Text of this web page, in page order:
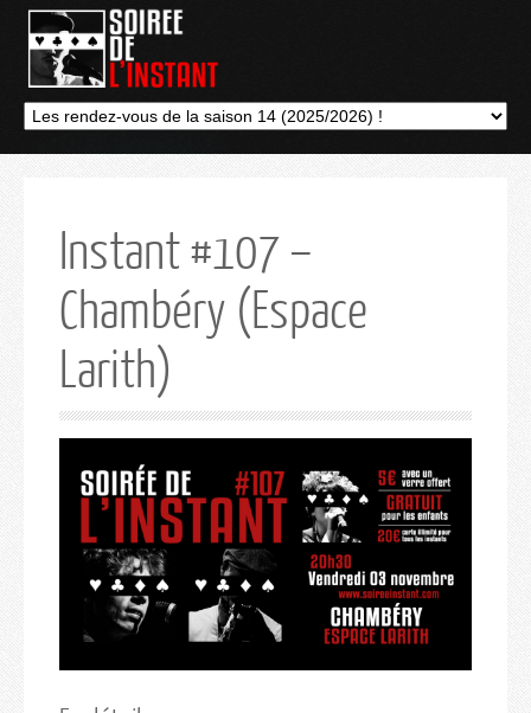
Instant #107 –
Chambéry (Espace
Larith)